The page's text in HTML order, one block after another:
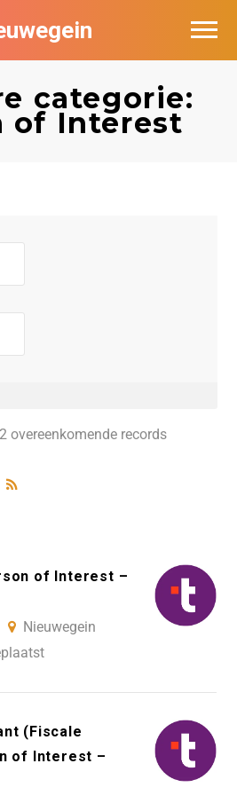
categorie:
of Interest
overeenkomende records
of Interest –
Nieuwegein
(Fiscale
of Interest –
Nieuwegein